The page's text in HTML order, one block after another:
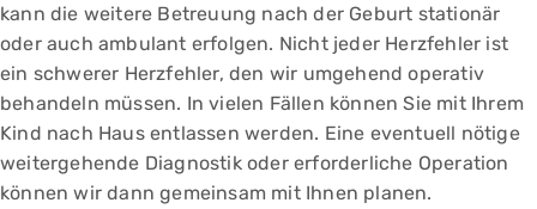
kann die weitere Betreuung nach der Geburt stationär
oder auch ambulant erfolgen. Nicht jeder Herzfehler ist
ein schwerer Herzfehler, den wir umgehend operativ
behandeln müssen. In vielen Fällen können Sie mit Ihrem
Kind nach Haus entlassen werden. Eine eventuell nötige
weitergehende Diagnostik oder erforderliche Operation
können wir dann gemeinsam mit Ihnen planen.